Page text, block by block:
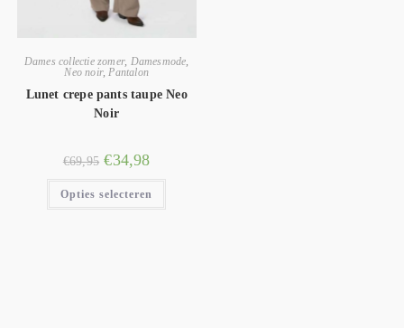
Dames collectie zomer, Damesmode,
Neo noir,Pantalon
Lunet crepe pants taupe Neo
Noir
€69,95 €34,98
Opties selecteren